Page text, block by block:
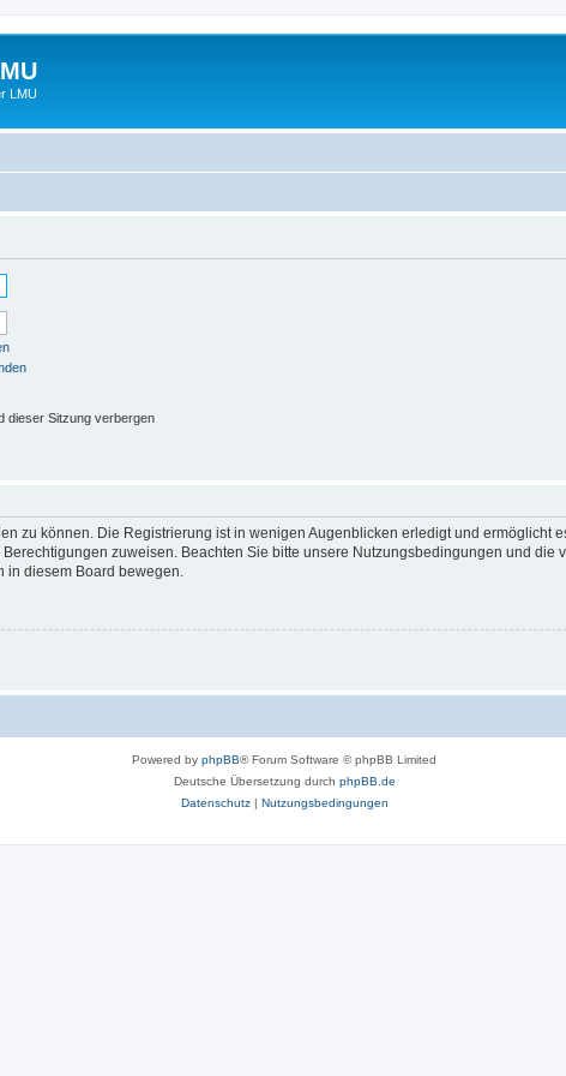
LMU
dieser Sitzung verbergen
zu können. Die Registrierung ist in wenigen Augenblicken erledigt und ermöglicht
zuweisen. Beachten Sie bitte unsere Nutzungsbedingungen und die
in diesem Board bewegen.
Powered by phpBB® Forum Software © phpBB Limited
Deutsche Übersetzung durch phpBB.de
Datenschutz| Nutzungsbedingungen